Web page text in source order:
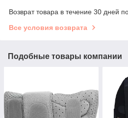
Возврат товара в течение 30 дней
Все условия возврата
Подобные товары компании